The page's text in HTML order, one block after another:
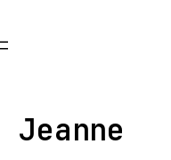
Jeanne